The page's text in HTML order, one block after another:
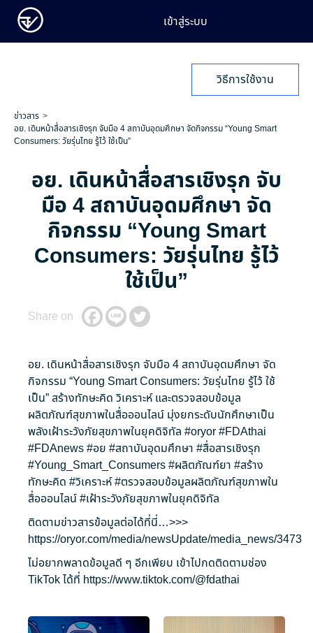
เข้าสู่ระบบ
วิธีการใช้งาน
ข่าวสาร
อย. เดินหน้าสื่อสารเชิงรุก จับมือ 4 สถาบันอุดมศึกษา จัดกิจกรรม “Young Smart
Consumers: วัยรุ่นไทย รู้ไว้ ใช้เป็น”
อย. เดินหน้าสื่อสารเชิงรุก จับ
มือ 4 สถาบันอุดมศึกษา จัด
กิจกรรม “Young Smart
Consumers: วัยรุ่นไทย รู้ไว้
ใช้เป็น”
Share on
อย. เดินหน้าสื่อสารเชิงรุก จับมือ 4 สถาบันอุดมศึกษา จัด
กิจกรรม “Young Smart Consumers: วัยรุ่นไทย รู้ไว้ ใช้
เป็น” สร้างทักษะคิด วิเคราะห์ และตรวจสอบข้อมูล
ผลิตภัณฑ์สุขภาพในสื่อออนไลน์ มุ่งยกระดับนักศึกษาเป็น
พลังเฝ้าระวังภัยสุขภาพในยุคดิจิทัล #oryor#FDAthai
#FDAnews#อย #สถาบันอุดมศึกษา #สื่อสารเชิงรุก
#Young_Smart_Consumers#ผลิตภัณฑ์ยา #สร้าง
ทักษะคิด #วิเคราะห์#ตรวจสอบข้อมูลผลิตภัณฑ์สุขภาพใน
สื่อออนไลน์#เฝ้าระวังภัยสุขภาพในยุคดิจิทัล
ติดตามข่าวสารข้อมูลต่อได้ที่นี่…>>>
https://oryor.com/media/newsUpdate/media_news/3473
ไม่อยากพลาดข้อมูลดี ๆ อีกเพียบ เข้าไปกดติดตามช่อง
TikTok ได้ที่ https://www.tiktok.com/@fdathai